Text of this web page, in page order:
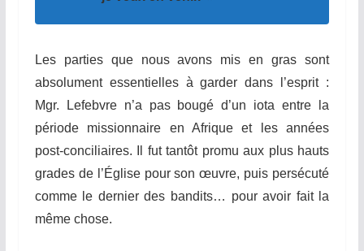
Les parties que nous avons mis en gras sont
absolument essentielles à garder dans l’esprit :
Mgr. Lefebvre n’a pas bougé d’un iota entre la
période missionnaire en Afrique et les années
post-conciliaires. Il fut tantôt promu aux plus hauts
grades de l’Église pour son œuvre, puis persécuté
comme le dernier des bandits… pour avoir fait la
même chose.